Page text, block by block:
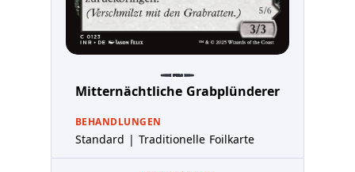
Mitternächtliche Grabplünderer
BEHANDLUNGEN
Standard | Traditionelle Foilkarte